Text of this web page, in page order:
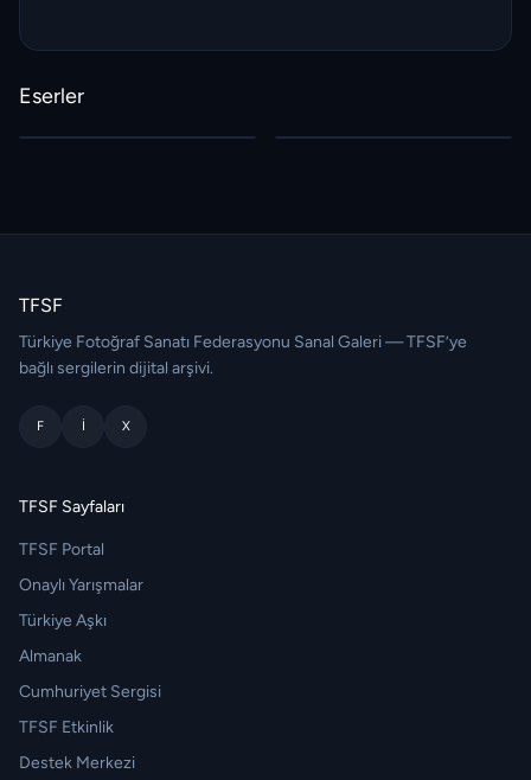
Eserler
TFSF
Türkiye Fotoğraf Sanatı Federasyonu Sanal Galeri — TFSF’ye
bağlı sergilerin dijital arşivi.
F I X
TFSF Sayfaları
TFSF Portal
Onaylı Yarışmalar
Türkiye Aşkı
Almanak
Cumhuriyet Sergisi
TFSF Etkinlik
Destek Merkezi